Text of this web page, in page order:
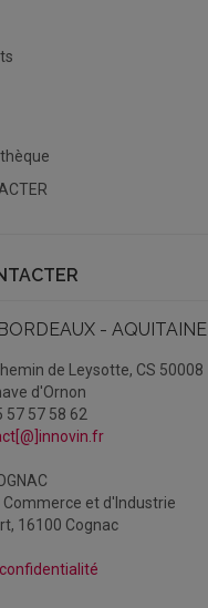
- AQUITAINE
de Leysotte, CS 50008
d'Ornon
57 57 58 62
Commerce et d'Industrie
16100 Cognac